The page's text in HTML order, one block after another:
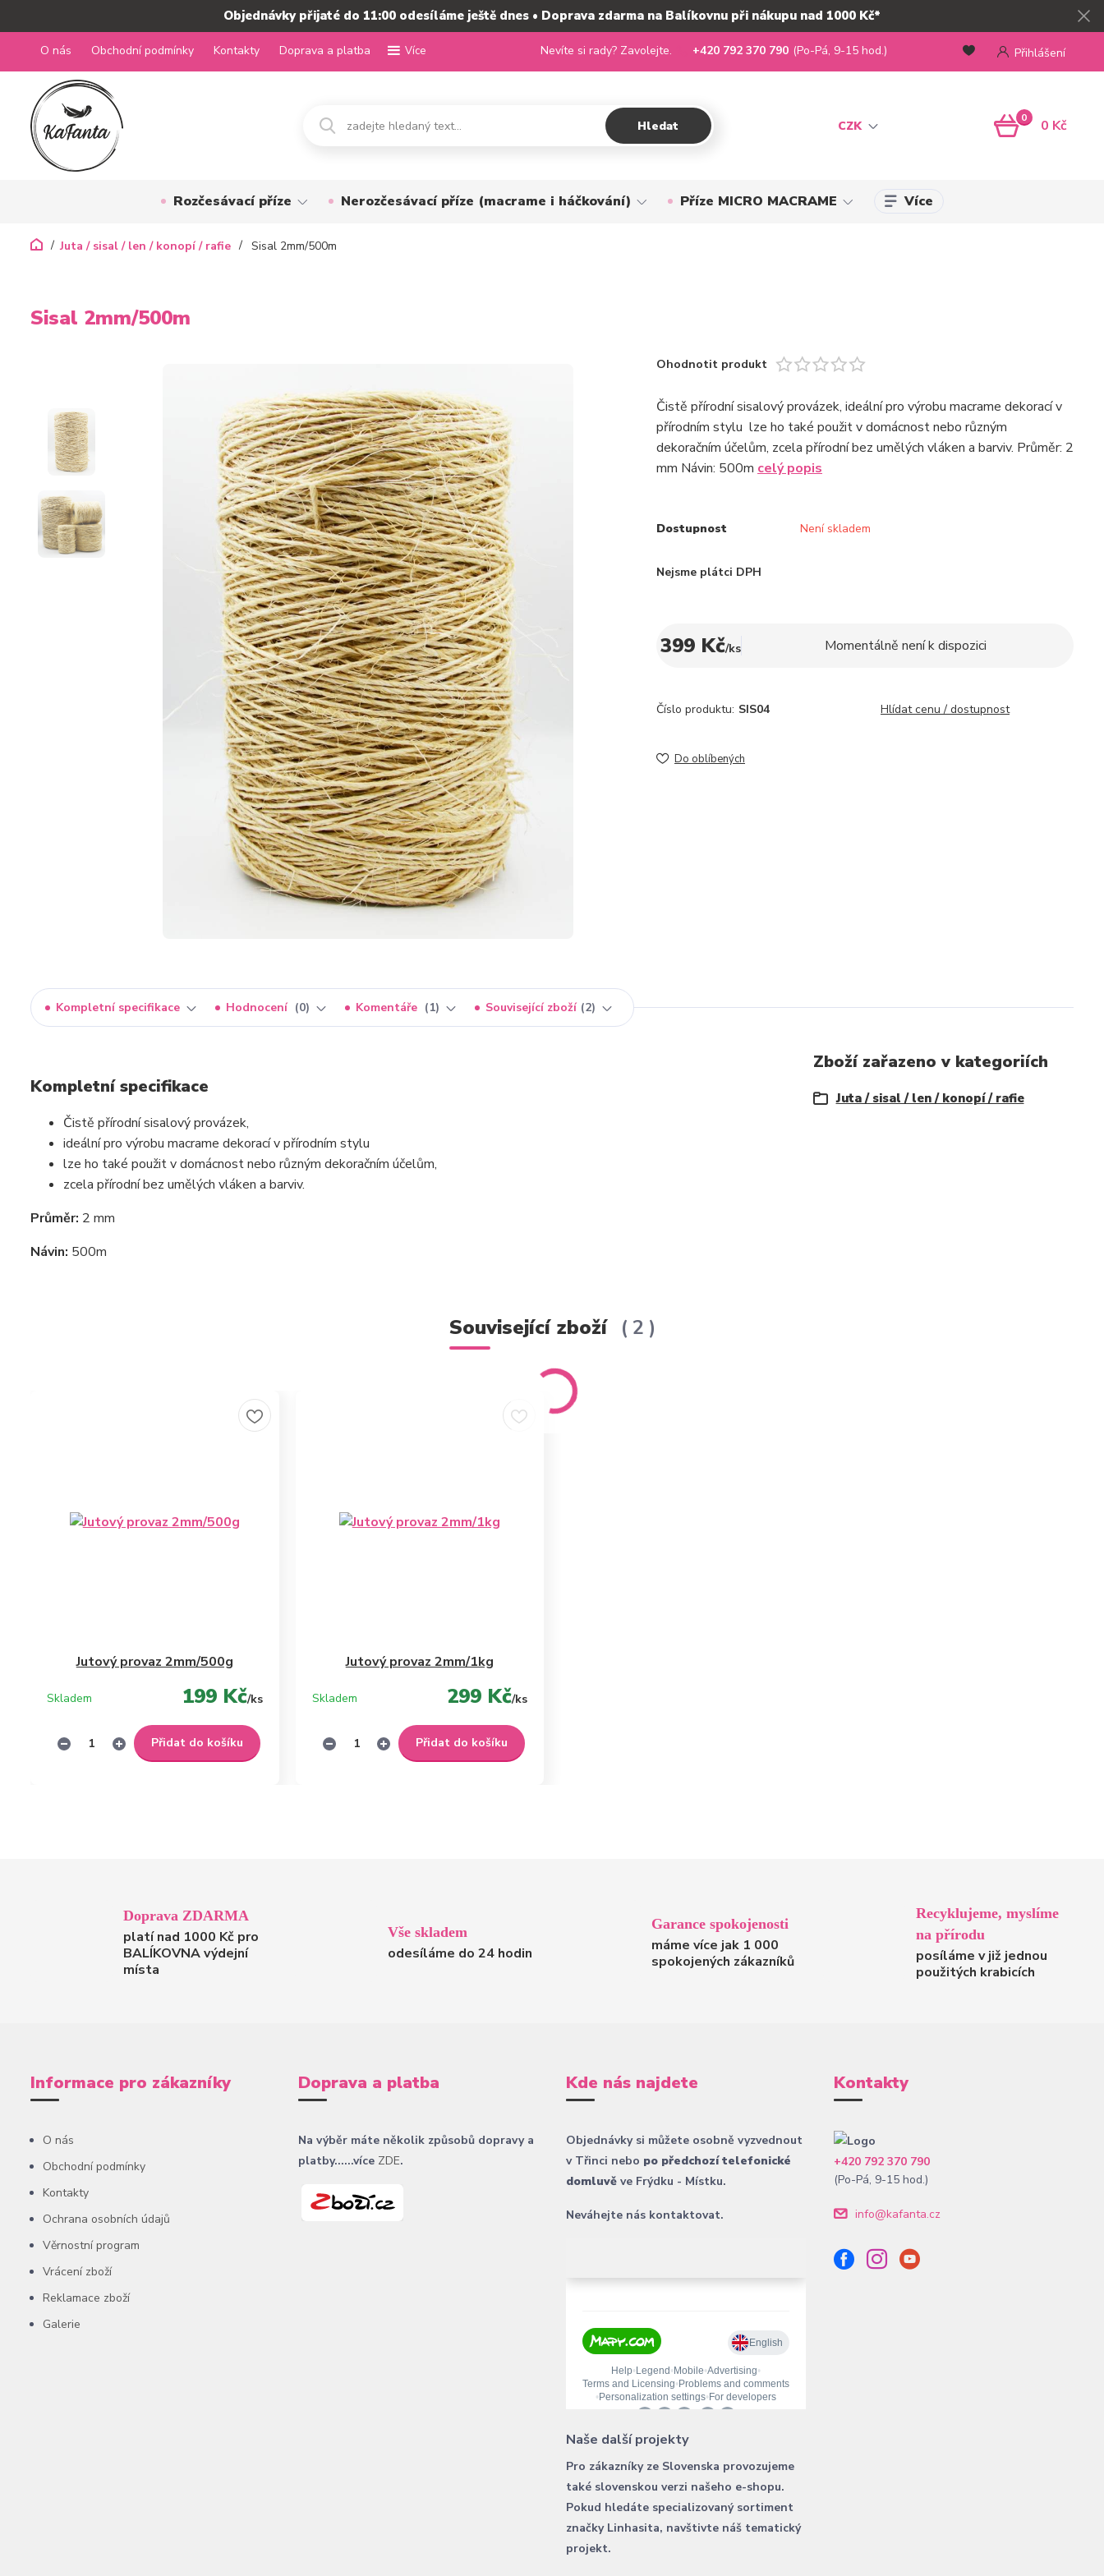
Objednávky přijaté do 11:00 odesíláme ještě dnes • Doprava zdarma na Balíkovnu při nákupu nad 1000 Kč*
O nás Obchodní podmínky Kontakty Doprava a platba Více
CZK
Přihlášení
Hledat
Nevíte si rady? Zavolejte. +420 792 370 790 (Po-Pá, 9-15 hod.)
0 0 Kč
Rozčesávací příze Nerozčesávací příze (macrame i háčkování) Příze MICRO MACRAME Více
Juta / sisal / len / konopí / rafie Sisal 2mm/500m
Sisal 2mm/500m
Ohodnotit produkt
Čistě přírodní sisalový provázek, ideální pro výrobu macrame dekorací v
přírodním stylu lze ho také použit v domácnost nebo různým
dekoračním účelům, zcela přírodní bez umělých vláken a barviv. Průměr: 2
mm Návin: 500m celý popis
Dostupnost Není skladem
Nejsme plátci DPH
399 Kč/ks Momentálně není k dispozici
Číslo produktu: SIS04 Hlídat cenu / dostupnost
Do oblíbených
Kompletní specifikace Hodnocení 0 Komentáře 1 Související zboží 2
Kompletní specifikace
Čistě přírodní sisalový provázek,
ideální pro výrobu macrame dekorací v přírodním stylu
lze ho také použit v domácnost nebo různým dekoračním účelům,
zcela přírodní bez umělých vláken a barviv.
Průměr: 2 mm
Návin: 500m
Zboží zařazeno v kategoriích
Juta / sisal / len / konopí / rafie
Související zboží 2
Jutový provaz 2mm/500g
199 Kč/ks
Skladem
Přidat do košíku
Jutový provaz 2mm/1kg
299 Kč/ks
Skladem
Přidat do košíku
Doprava ZDARMA
platí nad 1000 Kč pro
BALÍKOVNA výdejní
místa
Vše skladem
odesíláme do 24 hodin
Garance spokojenosti
máme více jak 1 000
spokojených zákazníků
Recyklujeme, myslíme
na přírodu
posíláme v již jednou
použitých krabicích
Informace pro zákazníky
O nás
Obchodní podmínky
Kontakty
Ochrana osobních údajů
Věrnostní program
Vrácení zboží
Reklamace zboží
Galerie
Doprava a platba
Na výběr máte několik způsobů dopravy a
platby......více ZDE.
Kde nás najdete
Objednávky si můžete osobně vyzvednout
v Třinci nebo po předchozí telefonické
domluvě ve Frýdku - Místku.
Neváhejte nás kontaktovat.
Naše další projekty
Pro zákazníky ze Slovenska provozujeme
také slovenskou verzi našeho e-shopu.
Pokud hledáte specializovaný sortiment
značky Linhasita, navštivte náš tematický
projekt.
Kontakty
+420 792 370 790
(Po-Pá, 9-15 hod.)
info@kafanta.cz